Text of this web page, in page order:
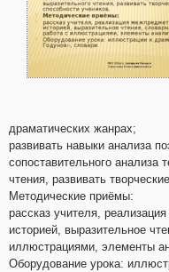
драматических жанрах;
развивать навыки анализа
сопоставительного анализа
чтения, развивать
Методические приёмы:
рассказ учителя,
историей, выразительное
иллюстрациями, элементы
Оборудование урока: